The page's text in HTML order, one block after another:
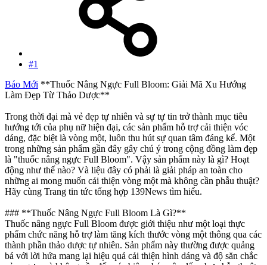
#1
Báo Mới **Thuốc Nâng Ngực Full Bloom: Giải Mã Xu Hướng
Làm Đẹp Từ Thảo Dược**
Trong thời đại mà vẻ đẹp tự nhiên và sự tự tin trở thành mục tiêu
hướng tới của phụ nữ hiện đại, các sản phẩm hỗ trợ cải thiện vóc
dáng, đặc biệt là vòng một, luôn thu hút sự quan tâm đáng kể. Một
trong những sản phẩm gần đây gây chú ý trong cộng đồng làm đẹp
là "thuốc nâng ngực Full Bloom". Vậy sản phẩm này là gì? Hoạt
động như thế nào? Và liệu đây có phải là giải pháp an toàn cho
những ai mong muốn cải thiện vòng một mà không cần phẫu thuật?
Hãy cùng Trang tin tức tổng hợp 139News tìm hiểu.
### **Thuốc Nâng Ngực Full Bloom Là Gì?**
Thuốc nâng ngực Full Bloom được giới thiệu như một loại thực
phẩm chức năng hỗ trợ làm tăng kích thước vòng một thông qua các
thành phần thảo dược tự nhiên. Sản phẩm này thường được quảng
bá với lời hứa mang lại hiệu quả cải thiện hình dáng và độ săn chắc